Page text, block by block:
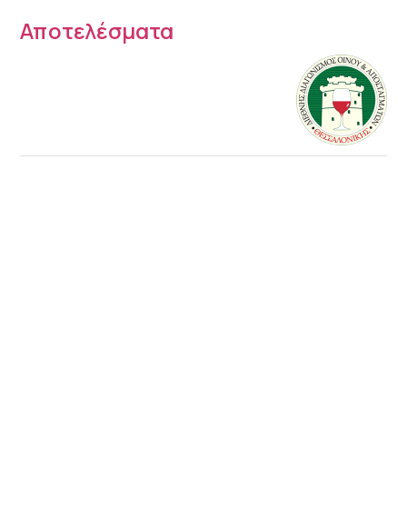
Αποτελέσματα